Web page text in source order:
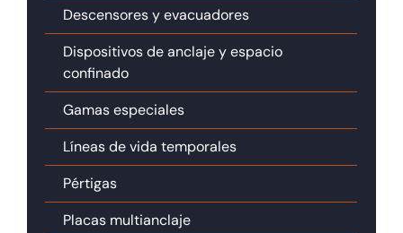
Descensores y evacuadores
Dispositivos de anclaje y espacio
confinado
Gamas especiales
Líneas de vida temporales
Pértigas
Placas multianclaje